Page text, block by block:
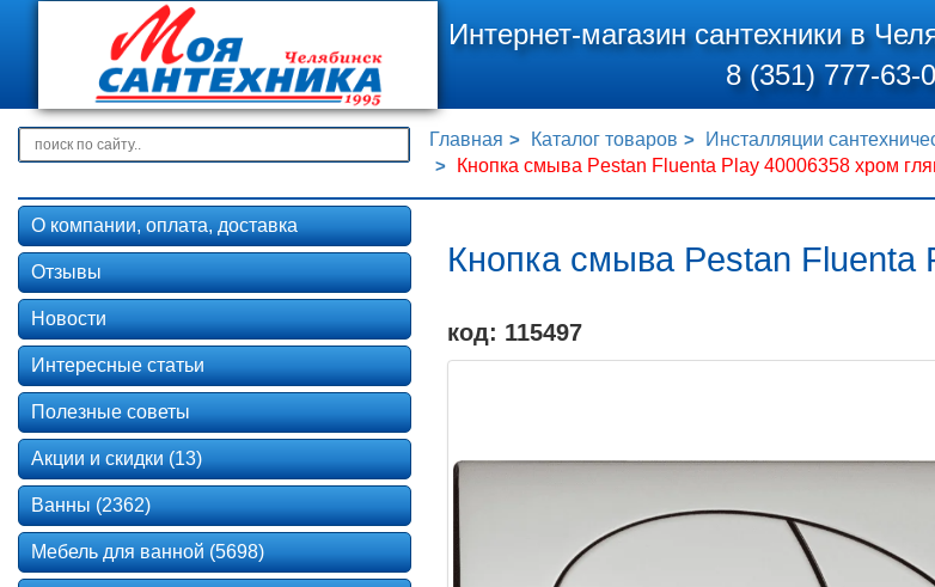
Интернет-магазин сантехники в
8 (351) 777-63-
Главная Каталог товаров Инсталляции
Кнопка смыва Pestan Fluenta Play 40006358 хром
Кнопка смыва Pestan Fluenta
код: 115497
О компании, оплата, доставка
Отзывы
Новости
Интересные статьи
Полезные советы
Акции и скидки (13)
Ванны (2362)
Мебель для ванной (5698)